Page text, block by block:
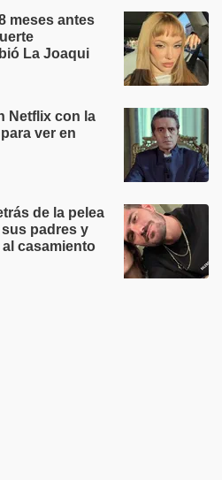
meses antes
La Joaqui
Netflix con la
ver en
de la pelea
padres y
casamiento